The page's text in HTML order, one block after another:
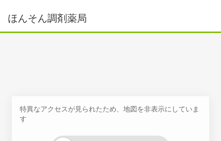
ほんそん調剤薬局
特異なアクセスが見られたため、地図を非表示にしていま
す